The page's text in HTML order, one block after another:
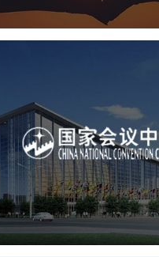
国家会议中
专业服务 网站建设